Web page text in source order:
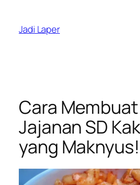
content
Jadi Laper
Cara
Jajanan SD
yang Maknyus!